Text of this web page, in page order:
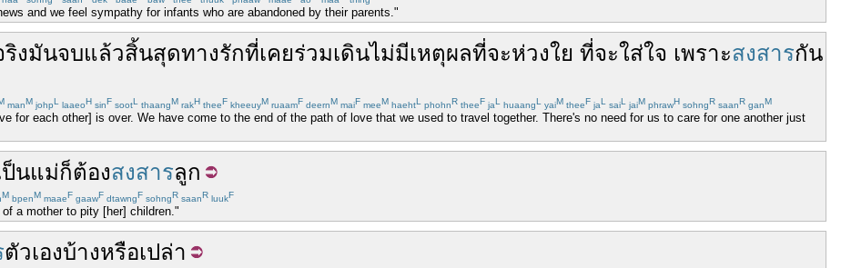
and we feel sympathy for infants who are abandoned by their parents."
งมันจบแล้วสิ้นสุดทางรักที่เคยร่วมเดินไม่มีเหตุผลที่จะห่วงใย ที่จะใส่ใจ เพราะสงสารกัน
manM johpL laaeoH sinF sootL thaangM rakH theeF kheeuyM ruaamF deernM maiF meeM haehtL phohnR theeF jaL huaangL yaiM theeF jaL saiL jaiM phrawH sohngR saanR ganM
for each other] is over. We have come to the end of the path of love that we used to travel together. There's no need for us to care for one another just
ป็นแม่ก็ต้องสงสารลูก
M bpenM maaeF gaawF dtawngF sohngR saanR luukF
a mother to pity [her] children."
ตัวเองบ้างหรือเปล่า